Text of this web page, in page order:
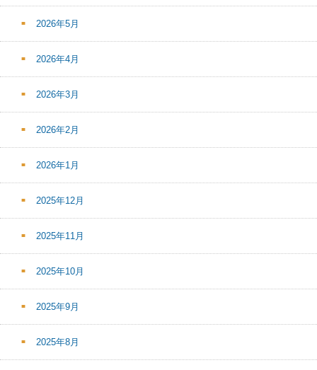
2026年5月
2026年4月
2026年3月
2026年2月
2026年1月
2025年12月
2025年11月
2025年10月
2025年9月
2025年8月